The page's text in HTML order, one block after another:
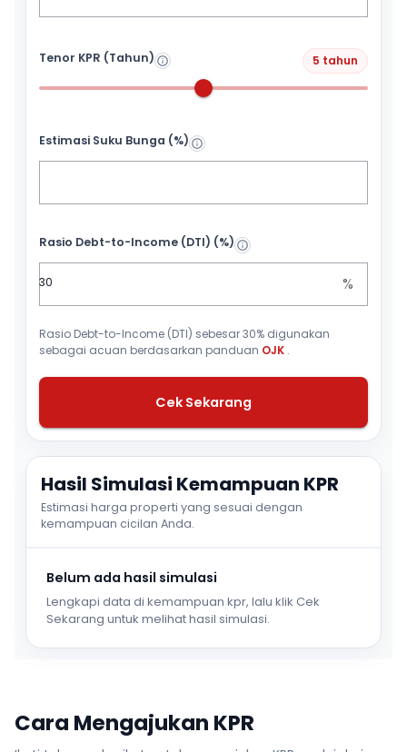
Tenor KPR (Tahun) 5 tahun
Estimasi Suku Bunga (%)
Rasio Debt-to-Income (DTI) (%)
%
Rasio Debt-to-Income (DTI) sebesar 30% digunakan
sebagai acuan berdasarkan panduan OJK .
Cek Sekarang
Hasil Simulasi Kemampuan KPR
Estimasi harga properti yang sesuai dengan
kemampuan cicilan Anda.
Belum ada hasil simulasi
Lengkapi data di kemampuan kpr, lalu klik Cek
Sekarang untuk melihat hasil simulasi.
Cara Mengajukan KPR